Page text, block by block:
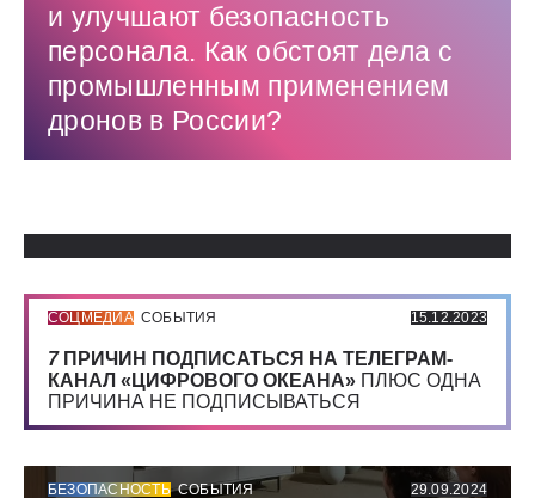
и улучшают безопасность
персонала. Как обстоят дела с
промышленным применением
дронов в России?
СОЦМЕДИА СОБЫТИЯ 15.12.2023
7 ПРИЧИН ПОДПИСАТЬСЯ НА ТЕЛЕГРАМ-
КАНАЛ «ЦИФРОВОГО ОКЕАНА» ПЛЮС ОДНА
ПРИЧИНА НЕ ПОДПИСЫВАТЬСЯ
БЕЗОПАСНОСТЬ СОБЫТИЯ 29.09.2024